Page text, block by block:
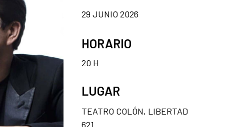
29 JUNIO 2026
HORARIO
20 H
LUGAR
TEATRO COLÓN, LIBERTAD
621